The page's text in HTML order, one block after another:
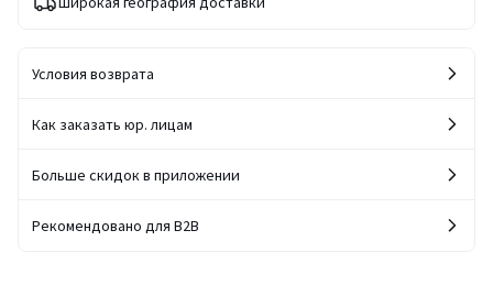
Условия возврата
Как заказать юр. лицам
Больше скидок в приложении
Рекомендовано для B2B